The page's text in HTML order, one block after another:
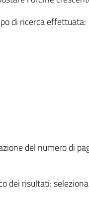
di ricerca effettuata:
del numero di
dei risultati: